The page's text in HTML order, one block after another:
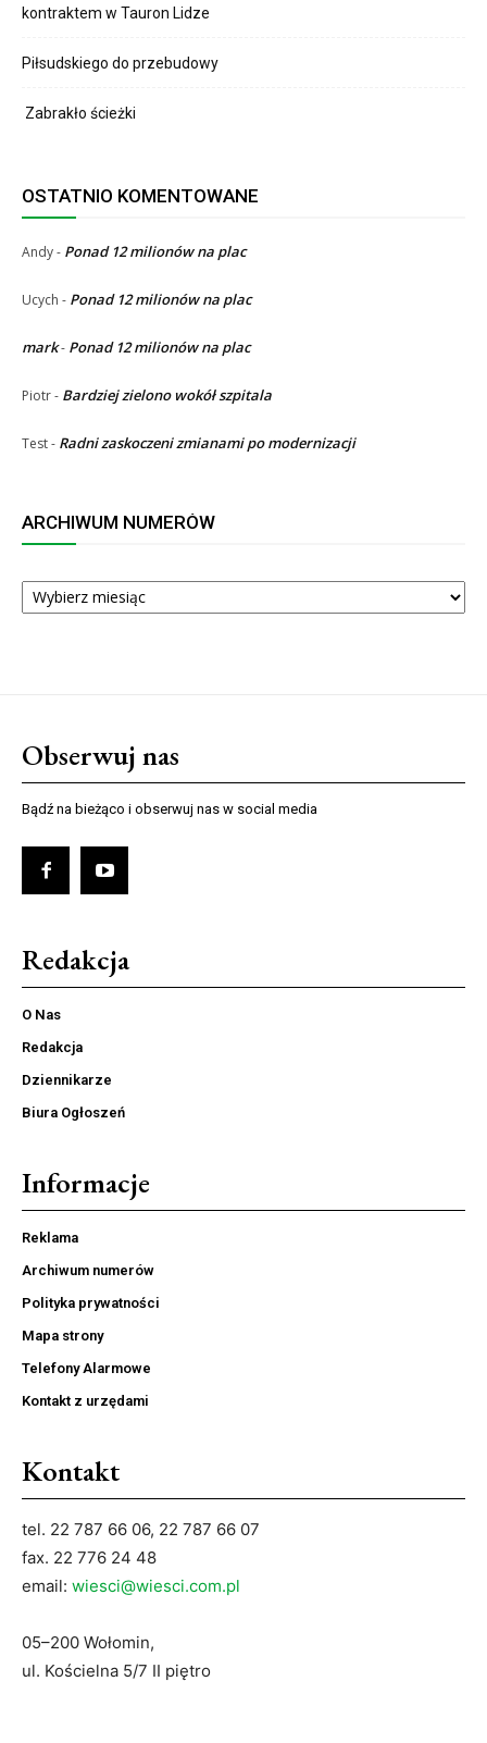
kontraktem w Tauron Lidze
Piłsudskiego do przebudowy
Zabrakło ścieżki
OSTATNIO KOMENTOWANE
Andy- Ponad 12 milionów na plac
Ucych - Ponad 12 milionów na plac
mark- Ponad 12 milionów na plac
Piotr- Bardziej zielono wokół szpitala
Test- Radni zaskoczeni zmianami po modernizacji
ARCHIWUM NUMERÓW
ARCHIWUM
NUMERÓW
Obserwuj nas
Bądź na bieżąco i obserwuj nas w social media
Redakcja
O Nas
Redakcja
Dziennikarze
Biura Ogłoszeń
Informacje
Reklama
Archiwum numerów
Polityka prywatności
Mapa strony
Telefony Alarmowe
Kontakt z urzędami
Kontakt
tel. 22 787 66 06, 22 787 66 07
fax. 22 776 24 48
email: wiesci@wiesci.com.pl
05–200 Wołomin,
ul. Kościelna 5/7 II piętro